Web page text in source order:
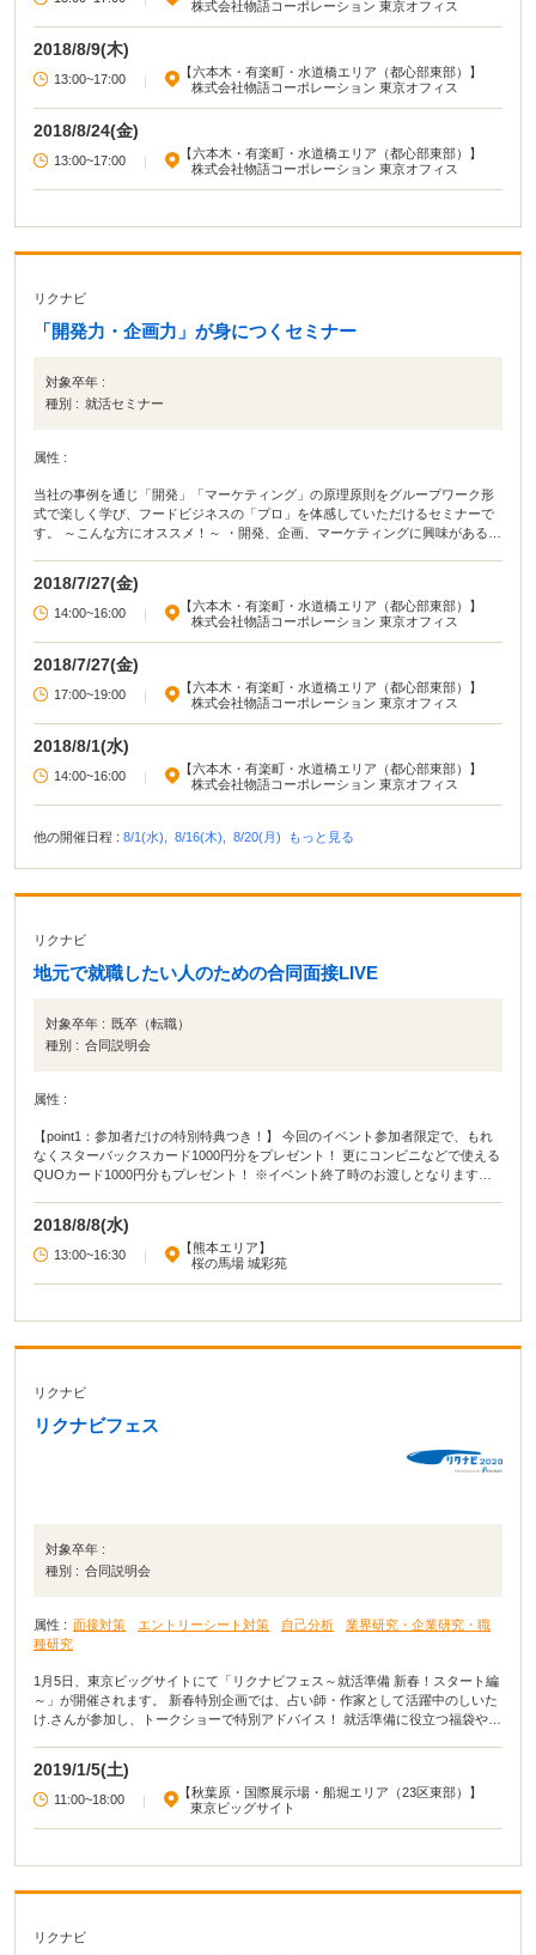
株式会社物語コーポレーション 東京オフィス
2018/8/9(木)
13:00~17:00 |
【六本木・有楽町・水道橋エリア（都心部東部）】
株式会社物語コーポレーション 東京オフィス
2018/8/24(金)
13:00~17:00 |
【六本木・有楽町・水道橋エリア（都心部東部）】
株式会社物語コーポレーション 東京オフィス
リクナビ
「開発力・企画力」が身につくセミナー
対象卒年 :
種別 : 就活セミナー
属性 :
当社の事例を通じ「開発」「マーケティング」の原理原則をグループワーク形
式で楽しく学び、フードビジネスの「プロ」を体感していただけるセミナーで
す。 ～こんな方にオススメ！～ ・開発、企画、マーケティングに興味がある
2018/7/27(金)
14:00~16:00 |
【六本木・有楽町・水道橋エリア（都心部東部）】
株式会社物語コーポレーション 東京オフィス
2018/7/27(金)
17:00~19:00 |
【六本木・有楽町・水道橋エリア（都心部東部）】
株式会社物語コーポレーション 東京オフィス
2018/8/1(水)
14:00~16:00 |
【六本木・有楽町・水道橋エリア（都心部東部）】
株式会社物語コーポレーション 東京オフィス
他の開催日程 : 8/1(水), 8/16(木), 8/20(月) もっと見る
リクナビ
地元で就職したい人のための合同面接LIVE
対象卒年 : 既卒（転職）
種別 : 合同説明会
属性 :
【point1：参加者だけの特別特典つき！】 今回のイベント参加者限定で、もれ
なくスターバックスカード1000円分をプレゼント！ 更にコンビニなどで使える
QUOカード1000円分もプレゼント！ ※イベント終了時のお渡しとなります。
けられる！】 説明を聞いた企業で、選考を受けたい場合はその場で一次面接ま
で受けられます！
2018/8/8(水)
13:00~16:30 |
【熊本エリア】
桜の馬場 城彩苑
リクナビ
リクナビフェス
対象卒年 :
種別 : 合同説明会
属性 : 面接対策 エントリーシート対策 自己分析
業界研究・企業研究・職
種研究
1月5日、東京ビッグサイトにて「リクナビフェス～就活準備 新春！スタート編
～」が開催されます。 新春特別企画では、占い師・作家として活躍中のしいた
け.さんが参加し、トークショーで特別アドバイス！ 就活準備に役立つ福袋やそ
くさんです。 絶好の機会なので、気になった方は、ぜひ参加してみてくださ
い！
2019/1/5(土)
11:00~18:00 |
【秋葉原・国際展示場・船堀エリア（23区東部）】
東京ビッグサイト
リクナビ